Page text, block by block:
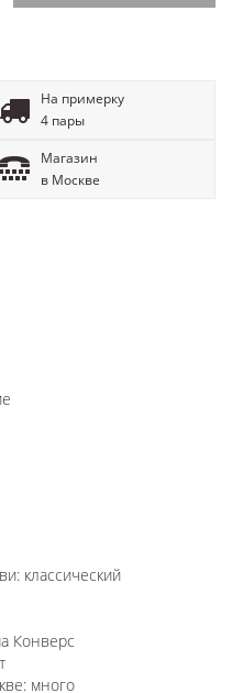
На примерку
4 пары
Магазин
в Москве
классический
Конверс
много